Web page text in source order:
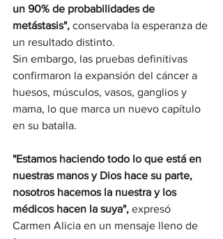
un 90% de probabilidades de
metástasis", conservaba la esperanza de
un resultado distinto.
Sin embargo, las pruebas definitivas
confirmaron la expansión del cáncer a
huesos, músculos, vasos, ganglios y
mama, lo que marca un nuevo capítulo
en su batalla.
"Estamos haciendo todo lo que está en
nuestras manos y Dios hace su parte,
nosotros hacemos la nuestra y los
médicos hacen la suya", expresó
Carmen Alicia en un mensaje lleno de